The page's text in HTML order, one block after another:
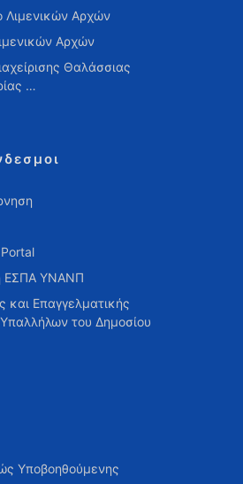
Λιμενικών Αρχών
Αρχών
Θαλάσσιας
…
ΕΣΠΑ ΥΝΑΝΠ
και Επαγγελματικής
του Δημοσίου
Υποβοηθούμενης